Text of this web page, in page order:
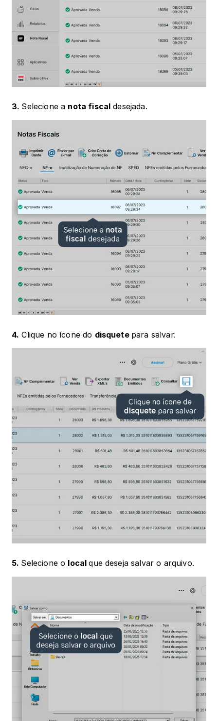
3. Selecione a nota fiscal desejada.
4. Clique no ícone do disquete para salvar.
5. Selecione o local que deseja salvar o arquivo.